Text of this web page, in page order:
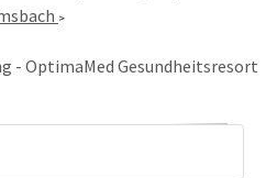
- OptimaMed Gesundheitsresort